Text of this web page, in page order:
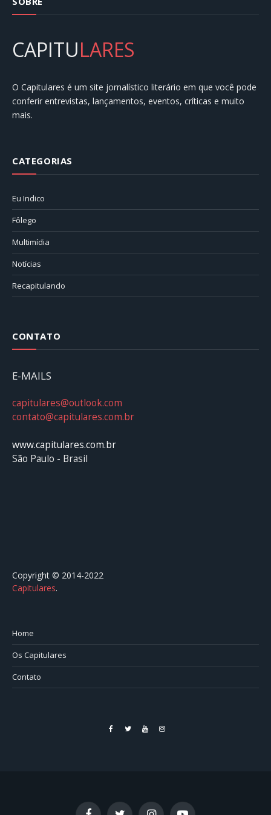
CAPITULARES
O Capitulares é um site jornalístico literário em que você pode
conferir entrevistas, lançamentos, eventos, críticas e muito
mais.
CATEGORIAS
Eu Indico
Fôlego
Multimídia
Notícias
Recapitulando
CONTATO
E-MAILS
capitulares@outlook.com
contato@capitulares.com.br
www.capitulares.com.br
São Paulo - Brasil
Copyright © 2014-2022
Capitulares.⠀⠀⠀⠀⠀⠀⠀⠀⠀⠀⠀⠀⠀⠀⠀⠀⠀⠀⠀⠀⠀⠀⠀⠀⠀⠀⠀
Home
Os Capitulares
Contato
FacebookTwitterYouTubeInstagram